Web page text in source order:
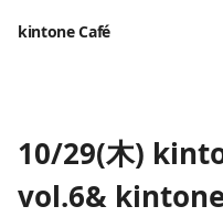
kintone Café
10/29(木)
vol.6&